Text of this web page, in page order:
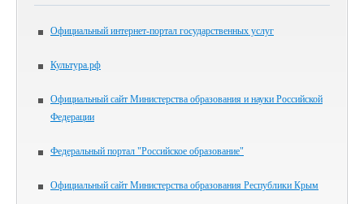
Официальный интернет-портал государственных услуг
Культура.рф
Официальный сайт Министерства образования и науки Российской
Федерации
Федеральный портал "Российское образование"
Официальный сайт Министерства образования Республики Крым